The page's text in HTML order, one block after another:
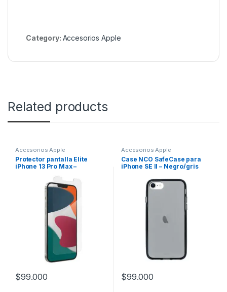
Category: Accesorios Apple
Related products
Accesorios Apple
Protector pantalla Elite
iPhone 13 Pro Max –
$99.000
Accesorios Apple
Case NCO SafeCase para
iPhone SE II – Negro/gris
$99.000